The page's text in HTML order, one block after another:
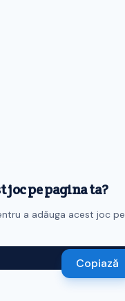
joc pe pagina ta?
a adăuga acest joc pe
Copiază